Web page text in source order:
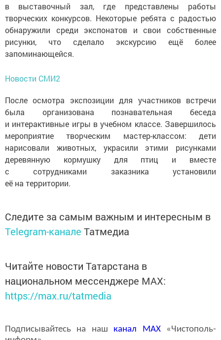
в выставочный зал, где представлены работы
творческих конкурсов. Некоторые ребята с радостью
обнаружили среди экспонатов и свои собственные
рисунки, что сделало экскурсию ещё более
запоминающейся.
Новости СМИ2
После осмотра экспозиции для участников встречи
была организована познавательная беседа
и интерактивные игры в учебном классе. Завершилось
мероприятие творческим мастер-классом: дети
нарисовали животных, украсили этими рисунками
деревянную кормушку для птиц и вместе
с сотрудниками заказника установили
её на территории.
Следите за самым важным и интересным в
Telegram-канале Татмедиа
Читайте новости Татарстана в
национальном мессенджере MАХ:
https://max.ru/tatmedia
Подписывайтесь на наш канал MAX«Чистополь-